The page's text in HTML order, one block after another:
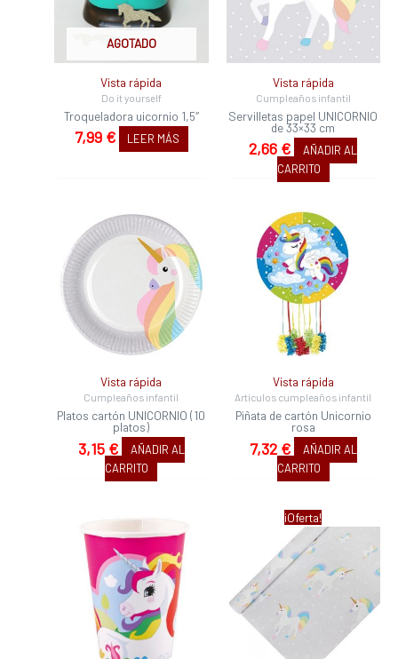
AGOTADO
Vista rápida
Do it yourself
Troqueladora uicornio 1,5″
7,99 € LEER MÁS
Vista rápida
Cumpleaños infantil
Servilletas papel UNICORNIO
de 33×33 cm
2,66 €
AÑADIR AL
CARRITO
Vista rápida
Cumpleaños infantil
Platos cartón UNICORNIO (10
platos)
3,15 €
AÑADIR AL
CARRITO
Vista rápida
Artículos cumpleaños infantil
Piñata de cartón Unicornio
rosa
7,32 €
AÑADIR AL
CARRITO
¡Oferta!
El
precio
original
era:
7,62 €.
precio
actual
es:
6,04 €.